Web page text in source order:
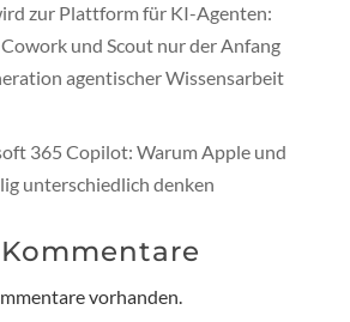
zur Plattform für KI-Agenten:
und Scout nur der Anfang
agentischer Wissensarbeit
365 Copilot: Warum Apple und
unterschiedlich denken
vorhanden.